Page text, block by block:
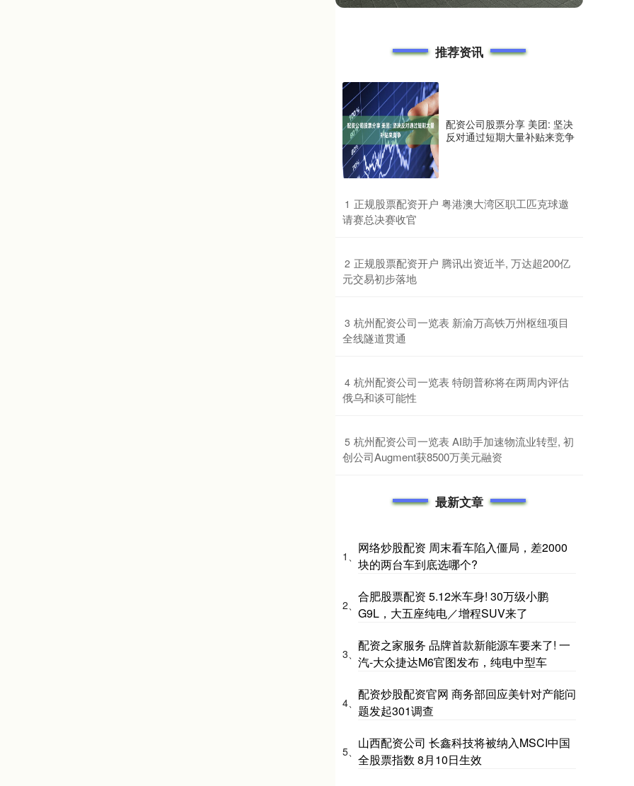
推荐资讯
配资公司股票分享 美团: 坚决
反对通过短期大量补贴来竞争
1 ​正规股票配资开户 粤港澳大湾区职工匹克球邀
请赛总决赛收官
2 ​正规股票配资开户 腾讯出资近半, 万达超200亿
元交易初步落地
3 ​杭州配资公司一览表 新渝万高铁万州枢纽项目
全线隧道贯通
4 ​杭州配资公司一览表 特朗普称将在两周内评估
俄乌和谈可能性
5 ​杭州配资公司一览表 AI助手加速物流业转型, 初
创公司Augment获8500万美元融资
最新文章
1、
网络炒股配资 周末看车陷入僵局，差2000
块的两台车到底选哪个?
2、
合肥股票配资 5.12米车身! 30万级小鹏
G9L，大五座纯电／增程SUV来了
3、
配资之家服务 品牌首款新能源车要来了! 一
汽-大众捷达M6官图发布，纯电中型车
4、
配资炒股配资官网 商务部回应美针对产能问
题发起301调查
5、
山西配资公司 长鑫科技将被纳入MSCI中国
全股票指数 8月10日生效